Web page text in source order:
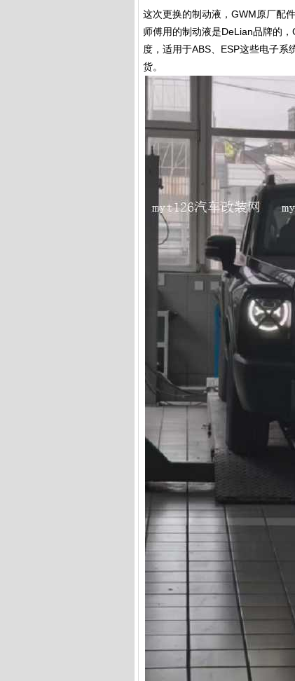
这次更换的制动液，GWM原厂配件
师傅用的制动液是DeLian品牌的
度，适用于ABS、ESP这些电子
货。